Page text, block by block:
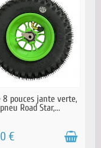
SOUS 6 JOURS
8 pouces jante verte,
pneu Road Star,...
€